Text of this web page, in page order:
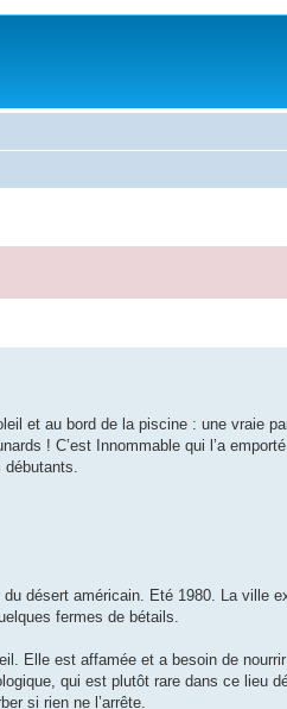
et au bord de la piscine : une vraie
! C’est Innommable qui l’a
désert américain. Eté 1980. La ville
fermes de bétails.
Elle est affamée et a besoin de
qui est plutôt rare dans ce lieu
si rien ne l’arrête.